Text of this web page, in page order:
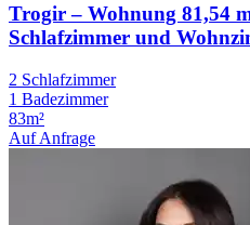
Trogir – Wohnung 81,54
Schlafzimmer und
2 Schlafzimmer
1 Badezimmer
83m²
Auf Anfrage